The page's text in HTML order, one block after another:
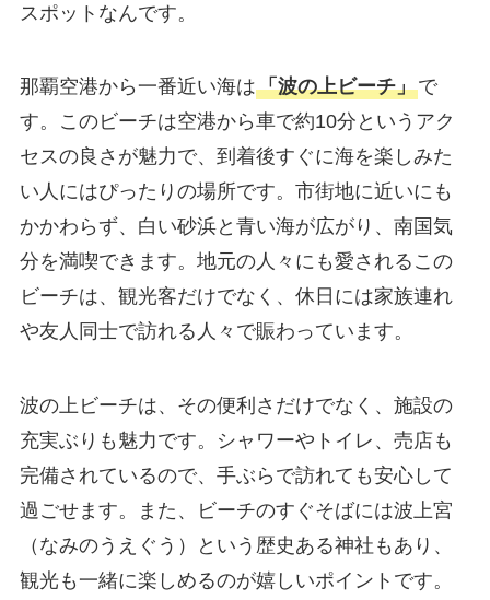
スポットなんです。
那覇空港から一番近い海は「波の上ビーチ」で
す。このビーチは空港から車で約10分というアク
セスの良さが魅力で、到着後すぐに海を楽しみた
い人にはぴったりの場所です。市街地に近いにも
かかわらず、白い砂浜と青い海が広がり、南国気
分を満喫できます。地元の人々にも愛されるこの
ビーチは、観光客だけでなく、休日には家族連れ
や友人同士で訪れる人々で賑わっています。
波の上ビーチは、その便利さだけでなく、施設の
充実ぶりも魅力です。シャワーやトイレ、売店も
完備されているので、手ぶらで訪れても安心して
過ごせます。また、ビーチのすぐそばには波上宮
（なみのうえぐう）という歴史ある神社もあり、
観光も一緒に楽しめるのが嬉しいポイントです。